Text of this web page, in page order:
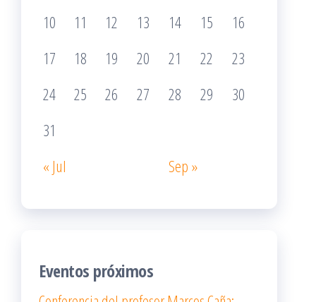
10
11 12 13 14 15
16
17
18 19 20 21 22
23
24
25 26 27 28 29
30
31
« Jul
Sep »
Eventos próximos